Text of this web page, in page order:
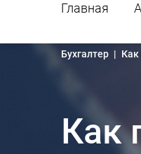
Главная
Бухгалтер | Как
Как